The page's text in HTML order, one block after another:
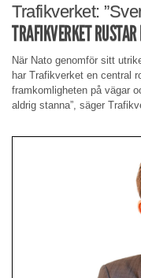
Trafikverket:
TRAFIKVERKET
När Nato genomför sitt
har Trafikverket en central
framkomligheten på vägar
aldrig stanna”, säger